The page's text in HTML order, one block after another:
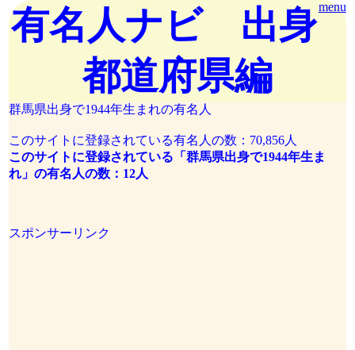
menu
有名人ナビ 出身
都道府県編
群馬県出身で1944年生まれの有名人
このサイトに登録されている有名人の数：70,856人
このサイトに登録されている「群馬県出身で1944年生ま
れ」の有名人の数：12人
スポンサーリンク